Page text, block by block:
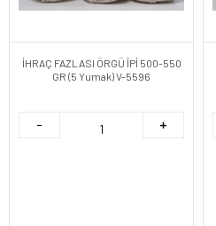
İHRAÇ FAZLASI ÖRGÜ İPİ 500-550
GR (5 Yumak) V-5596